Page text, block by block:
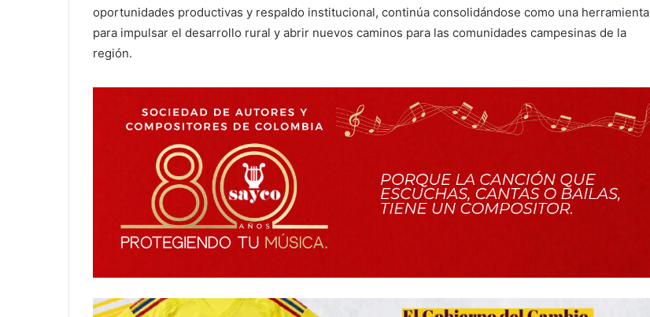
oportunidades productivas y respaldo institucional, continúa consolidándose como una herramienta
para impulsar el desarrollo rural y abrir nuevos caminos para las comunidades campesinas de la
región.